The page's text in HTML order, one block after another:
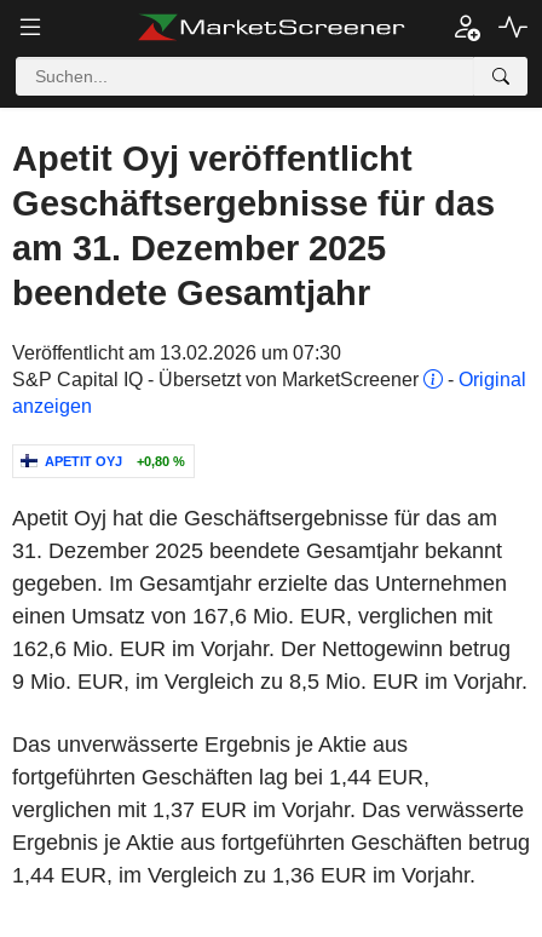
Apetit Oyj veröffentlicht
Geschäftsergebnisse für das
am 31. Dezember 2025
beendete Gesamtjahr
Veröffentlicht am 13.02.2026 um 07:30
S&P Capital IQ - Übersetzt von MarketScreener
- Original
anzeigen
APETIT OYJ +0,80 %
Apetit Oyj hat die Geschäftsergebnisse für das am
31. Dezember 2025 beendete Gesamtjahr bekannt
gegeben. Im Gesamtjahr erzielte das Unternehmen
einen Umsatz von 167,6 Mio. EUR, verglichen mit
162,6 Mio. EUR im Vorjahr. Der Nettogewinn betrug
9 Mio. EUR, im Vergleich zu 8,5 Mio. EUR im Vorjahr.
Das unverwässerte Ergebnis je Aktie aus
fortgeführten Geschäften lag bei 1,44 EUR,
verglichen mit 1,37 EUR im Vorjahr. Das verwässerte
Ergebnis je Aktie aus fortgeführten Geschäften betrug
1,44 EUR, im Vergleich zu 1,36 EUR im Vorjahr.